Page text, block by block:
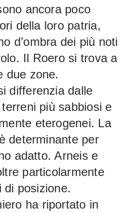
ancora poco
della loro patria,
d’ombra dei più noti
Il Roero si trova a
due zone.
differenzia dalle
più sabbiosi e
eterogenei. La
determinante per
adatto. Arneis e
particolarmente
di posizione.
ha riportato in